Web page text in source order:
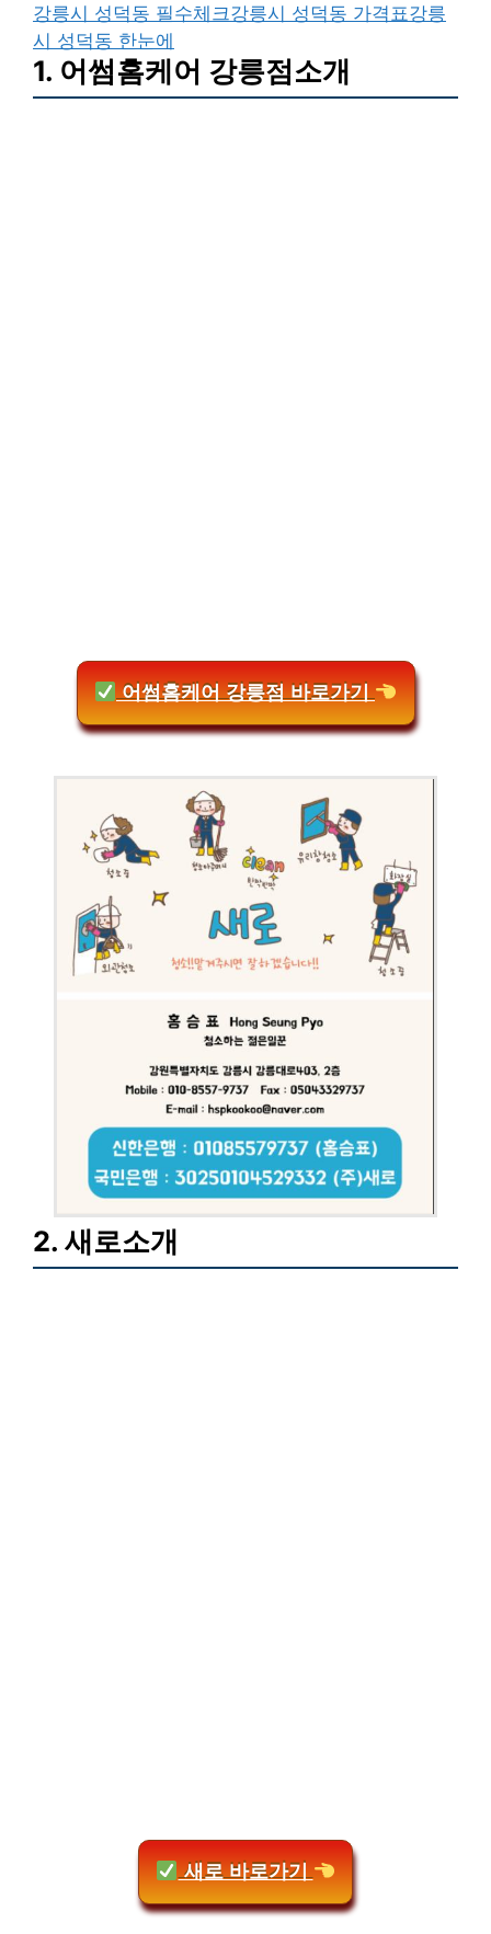
강릉시 성덕동 필수체크강릉시 성덕동 가격표강릉
시 성덕동 한눈에
1. 어썸홈케어 강릉점소개
어썸홈케어 강릉점 바로가기
2. 새로소개
새로 바로가기